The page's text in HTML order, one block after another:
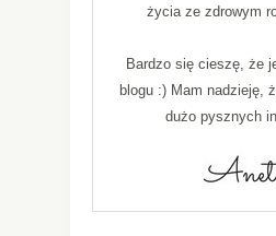
życia ze zdrowym
Bardzo się cieszę, że
blogu :) Mam nadzieję,
dużo pysznych